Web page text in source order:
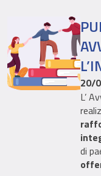
La
20/
L’
di